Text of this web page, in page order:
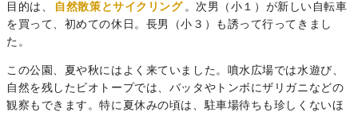
目的は、 自然散策とサイクリング 。次男（小１）が新しい自転車
を買って、初めての休日。長男（小３）も誘って行ってきまし
た。
この公園、夏や秋にはよく来ていました。噴水広場では水遊び、
自然を残したビオトープでは、バッタやトンボにザリガニなどの
観察もできます。特に夏休みの頃は、駐車場待ちも珍しくないほ